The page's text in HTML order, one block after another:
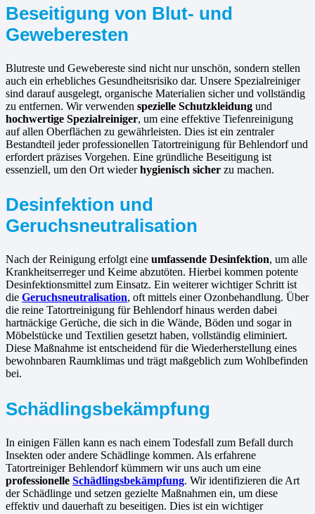
Beseitigung von Blut- und
Geweberesten
Blutreste und Gewebereste sind nicht nur unschön, sondern stellen
auch ein erhebliches Gesundheitsrisiko dar. Unsere Spezialreiniger
sind darauf ausgelegt, organische Materialien sicher und vollständig
zu entfernen. Wir verwenden spezielle Schutzkleidung und
hochwertige Spezialreiniger, um eine effektive Tiefenreinigung
auf allen Oberflächen zu gewährleisten. Dies ist ein zentraler
Bestandteil jeder professionellen Tatortreinigung für Behlendorf und
erfordert präzises Vorgehen. Eine gründliche Beseitigung ist
essenziell, um den Ort wiederhygienisch sicher zu machen.
Desinfektion und
Geruchsneutralisation
Nach der Reinigung erfolgt eine umfassende Desinfektion, um alle
Krankheitserreger und Keime abzutöten. Hierbei kommen potente
Desinfektionsmittel zum Einsatz. Ein weiterer wichtiger Schritt ist
die Geruchsneutralisation, oft mittels einer Ozonbehandlung. Über
die reine Tatortreinigung für Behlendorf hinaus werden dabei
hartnäckige Gerüche, die sich in die Wände, Böden und sogar in
Möbelstücke und Textilien gesetzt haben, vollständig eliminiert.
Diese Maßnahme ist entscheidend für die Wiederherstellung eines
bewohnbaren Raumklimas und trägt maßgeblich zum Wohlbefinden
bei.
Schädlingsbekämpfung
In einigen Fällen kann es nach einem Todesfall zum Befall durch
Insekten oder andere Schädlinge kommen. Als erfahrene
Tatortreiniger Behlendorf kümmern wir uns auch um eine
professionelle Schädlingsbekämpfung. Wir identifizieren die Art
der Schädlinge und setzen gezielte Maßnahmen ein, um diese
effektiv und dauerhaft zu beseitigen. Dies ist ein wichtiger